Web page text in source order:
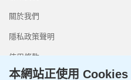
關於我們
隱私政策聲明
使用條款
本網站正使用 Cookies